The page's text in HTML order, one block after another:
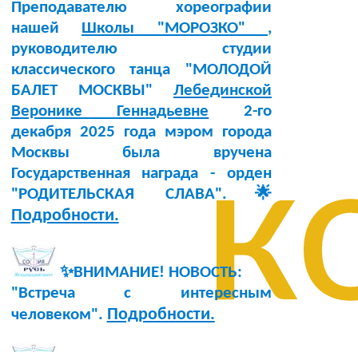
Преподавателю хореографии
нашей Школы "МОРОЗКО" ,
руководителю студии
классического танца "МОЛОДОЙ
БАЛЕТ МОСКВЫ" Лебединской
Веронике Геннадьевне 2-го
декабря 2025 года мэром города
Москвы была вручена
Государственная награда - орден
"РОДИТЕЛЬСКАЯ СЛАВА".🌟
Подробности.
✨ВНИМАНИЕ! НОВОСТЬ:
"Встреча с интересным
человеком". Подробности.